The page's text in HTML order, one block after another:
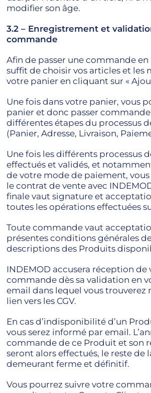
modifier son âge.
3.2 – Enregistrement et
commande
Afin de passer une commande en
suffit de choisir vos articles et les
votre panier en cliquant sur «
Une fois dans votre panier, vous
panier et donc passer
différentes étapes du processus
(Panier, Adresse, Livraison,
Une fois les différents processus
effectués et validés, et
de votre mode de paiement,
le contrat de vente avec
finale vaut signature et
toutes les opérations effectuées
Toute commande vaut
présentes conditions générales
descriptions des Produits
INDEMOD accusera réception de
commande dès sa validation en
email dans lequel vous trouverez
lien vers les CGV.
En cas d’indisponibilité d’un
vous serez informé par email.
commande de ce Produit et son
seront alors effectués, le reste de
demeurant ferme et définitif.
Vous pourrez suivre votre